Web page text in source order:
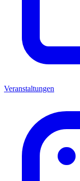
Veranstaltungen